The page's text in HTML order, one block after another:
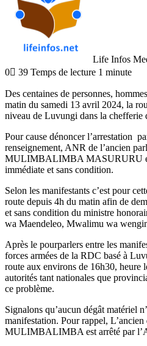
Life Infos
0
39 Temps de lecture 1 minute
Des centaines de personnes,
matin du samedi 13 avril 2024, la
niveau de Luvungi dans la
Pour cause dénoncer l’arrestation
renseignement, ANR de l’ancien
MULIMBALIMBA MASURURU
immédiate et sans condition.
Selon les manifestants c’est pour
route depuis 4h du matin afin de
et sans condition du ministre
wa Maendeleo, Mwalimu wa
Après le pourparlers entre les
forces armées de la RDC basé à
route aux environs de 16h30, heure
autorités tant nationales que
ce problème.
Signalons qu’aucun dégât matériel
manifestation. Pour rappel,
MULIMBALIMBA est arrêté par